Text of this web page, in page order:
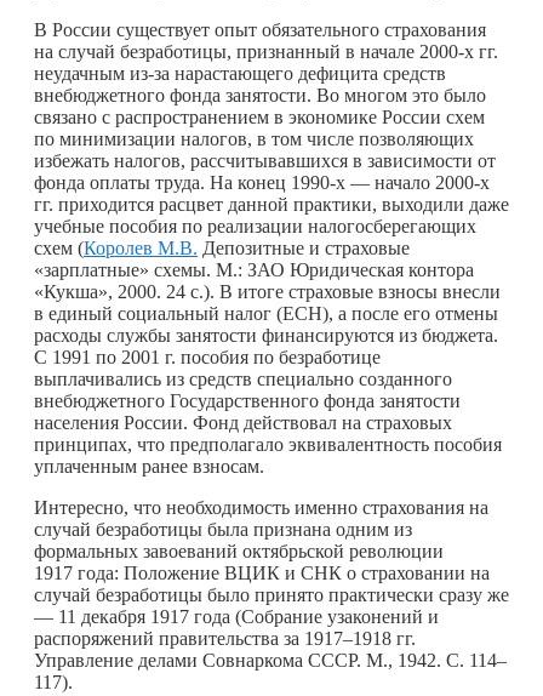
В России существует опыт обязательного страхования
на случай безработицы, признанный в начале 2000-х гг.
неудачным из-за нарастающего дефицита средств
внебюджетного фонда занятости. Во многом это было
связано с распространением в экономике России схем
по минимизации налогов, в том числе позволяющих
избежать налогов, рассчитывавшихся в зависимости от
фонда оплаты труда. На конец 1990-х — начало 2000-х
гг. приходится расцвет данной практики, выходили даже
учебные пособия по реализации налогосберегающих
схем (Королев М.В. Депозитные и страховые
«зарплатные» схемы. М.: ЗАО Юридическая контора
«Кукша», 2000. 24 с.). В итоге страховые взносы внесли
в единый социальный налог (ЕСН), а после его отмены
расходы службы занятости финансируются из бюджета.
С 1991 по 2001 г. пособия по безработице
выплачивались из средств специально созданного
внебюджетного Государственного фонда занятости
населения России. Фонд действовал на страховых
принципах, что предполагало эквивалентность пособия
уплаченным ранее взносам.
Интересно, что необходимость именно страхования на
случай безработицы была признана одним из
формальных завоеваний октябрьской революции
1917 года: Положение ВЦИК и СНК о страховании на
случай безработицы было принято практически сразу же
— 11 декабря 1917 года (Собрание узаконений и
распоряжений правительства за 1917–1918 гг.
Управление делами Совнаркома СССР. М., 1942. С. 114–
117).